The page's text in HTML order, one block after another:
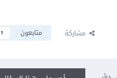
مشاركة متابعون 1